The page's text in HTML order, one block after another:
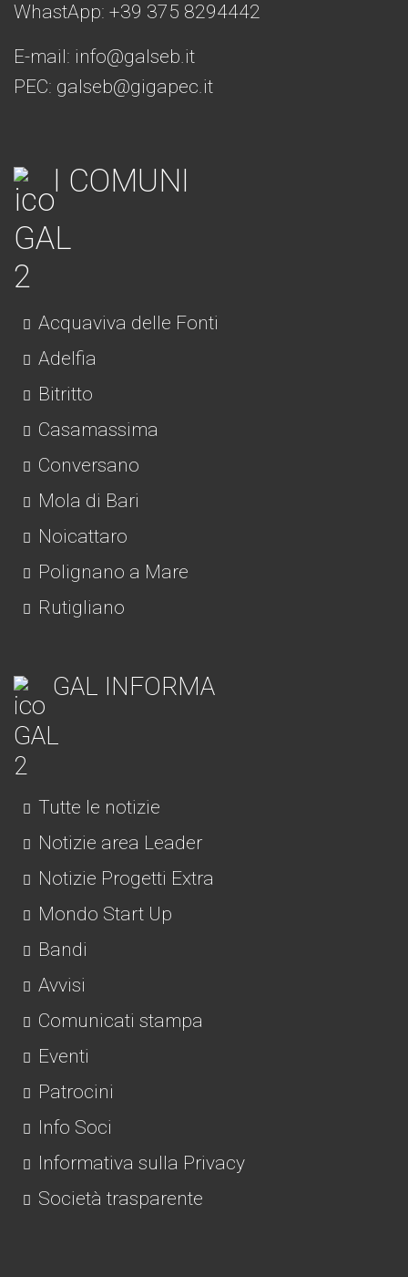
WhastApp: +39 375 8294442
E-mail: info@galseb.it
PEC: galseb@gigapec.it
I COMUNI
Acquaviva delle Fonti
Adelfia
Bitritto
Casamassima
Conversano
Mola di Bari
Noicattaro
Polignano a Mare
Rutigliano
GAL INFORMA
Tutte le notizie
Notizie area Leader
Notizie Progetti Extra
Mondo Start Up
Bandi
Avvisi
Comunicati stampa
Eventi
Patrocini
Info Soci
Informativa sulla Privacy
Società trasparente